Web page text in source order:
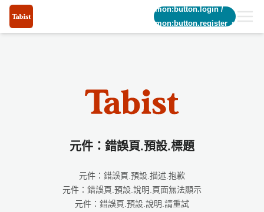
common:button.login/
common:button.register_short
元件：錯誤頁.預設.標題
元件：錯誤頁.預設.描述.抱歉
元件：錯誤頁.預設.說明.頁面無法顯示
元件：錯誤頁.預設.說明.請重試